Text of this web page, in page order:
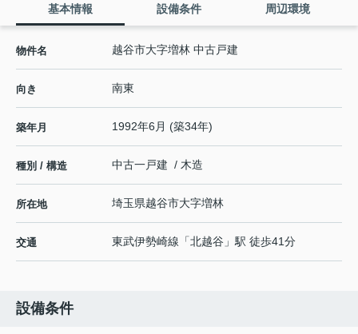
基本情報 設備条件 周辺環境
物件名 越谷市大字増林 中古戸建
向き 南東
築年月 1992年6月 (築34年)
種別 / 構造 中古一戸建 / 木造
所在地 埼玉県越谷市大字増林
交通 東武伊勢崎線 「北越谷 」駅 徒歩41分
設備条件